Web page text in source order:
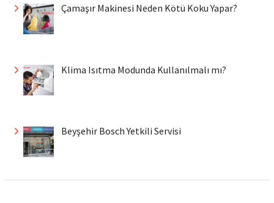
Çamaşır Makinesi Neden Kötü Koku Yapar?
Klima Isıtma Modunda Kullanılmalı mı?
Beyşehir Bosch Yetkili Servisi